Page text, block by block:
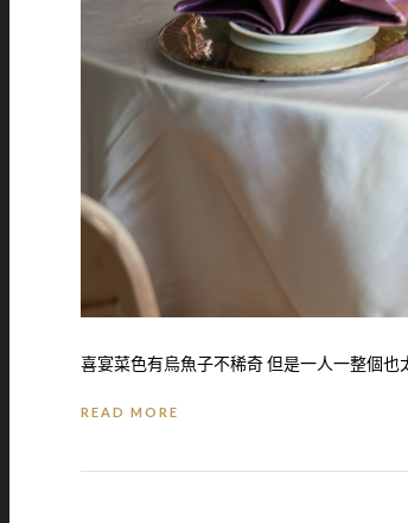
喜宴菜色有烏魚子不稀奇 但是一人一整個
READ MORE